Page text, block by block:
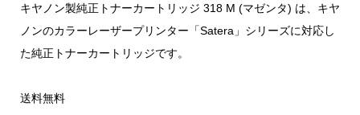
キヤノン製純正トナーカートリッジ 318 M (マゼンタ) は、キヤ
ノンのカラーレーザープリンター「Satera」シリーズに対応し
た純正トナーカートリッジです。
送料無料